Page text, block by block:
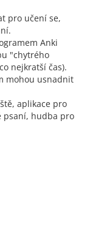
pro učení se,
Anki
"chytrého
nejkratší čas).
mohou usnadnit
aplikace pro
psaní, hudba pro